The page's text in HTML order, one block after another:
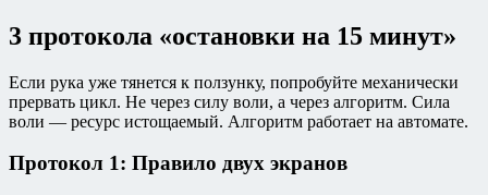
3 протокола «остановки на 15 минут»
Если рука уже тянется к ползунку, попробуйте механически
прервать цикл. Не через силу воли, а через алгоритм. Сила
воли — ресурс истощаемый. Алгоритм работает на автомате.
Протокол 1: Правило двух экранов